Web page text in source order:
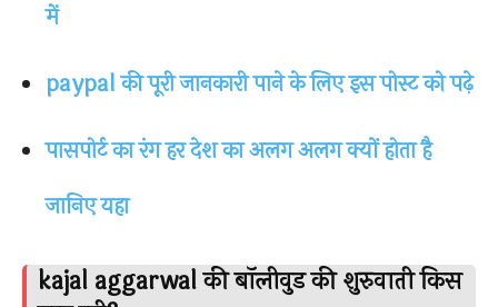
में
paypal की पूरी जानकारी पाने के लिए इस पोस्ट को पढ़े
पासपोर्ट का रंग हर देश का अलग अलग क्यों होता है
जानिए यहा
kajal aggarwal की बॉलीवुड की शुरुवाती किस